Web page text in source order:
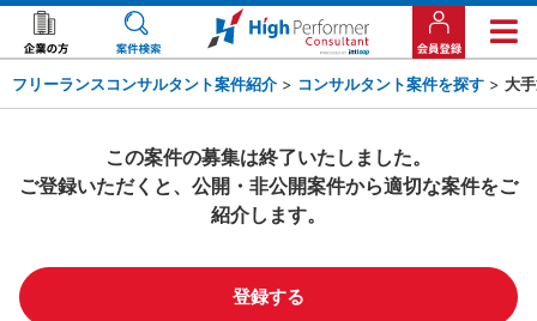
フリーランスコンサルタント案件紹介 > コンサルタント案件を探す > 大
この案件の募集は終了いたしました。
ご登録いただくと、公開・非公開案件から適切な案件をご
紹介します。
登録する